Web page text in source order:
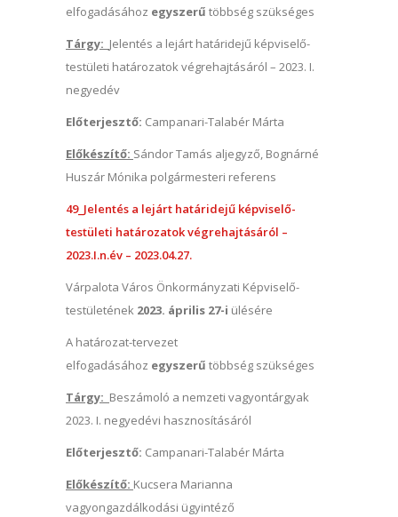
elfogadásához egyszerű többség szükséges
Tárgy: Jelentés a lejárt határidejű képviselő-
testületi határozatok végrehajtásáról – 2023. I.
negyedév
Előterjesztő: Campanari-Talabér Márta
Előkészítő: Sándor Tamás aljegyző, Bognárné
Huszár Mónika polgármesteri referens
49_Jelentés a lejárt határidejű képviselő-
testületi határozatok végrehajtásáról –
2023.I.n.év – 2023.04.27.
Várpalota Város Önkormányzati Képviselő-
testületének 2023. április 27-i ülésére
A határozat-tervezet
elfogadásához egyszerű többség szükséges
Tárgy: Beszámoló a nemzeti vagyontárgyak
2023. I. negyedévi hasznosításáról
Előterjesztő: Campanari-Talabér Márta
Előkészítő: Kucsera Marianna
vagyongazdálkodási ügyintéző